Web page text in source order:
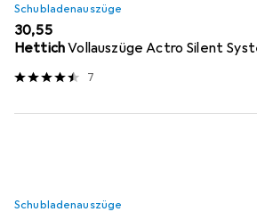
Schubladenauszüge
EUR
30,55
HettichVollauszüge Actro Silent
7
Schubladenauszüge